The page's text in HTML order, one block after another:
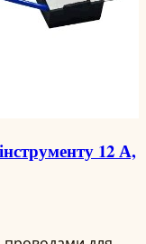
12 А,